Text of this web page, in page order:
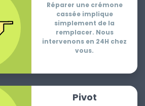
Réparer une crémone
cassée implique
simplement de la
remplacer. Nous
intervenons en 24H chez
vous.
Pivot